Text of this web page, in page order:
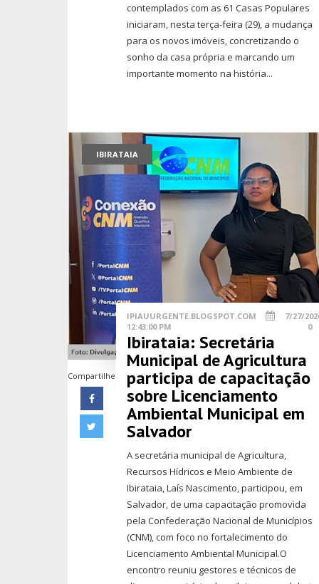
contemplados com as 61 Casas Populares
iniciaram, nesta terça-feira (29), a mudança
para os novos imóveis, concretizando o
sonho da casa própria e marcando um
importante momento na história...
IBIRATAIA
Compartilhe
IPIAUURGENTE.BLOGSPOT.COM
7/27/
12:43:00 PM
0
Ibirataia: Secretária
Municipal de Agricultura
participa de capacitação
sobre Licenciamento
Ambiental Municipal em
Salvador
A secretária municipal de Agricultura,
Recursos Hídricos e Meio Ambiente de
Ibirataia, Laís Nascimento, participou, em
Salvador, de uma capacitação promovida
pela Confederação Nacional de Municípios
(CNM), com foco no fortalecimento do
Licenciamento Ambiental Municipal.O
encontro reuniu gestores e técnicos de